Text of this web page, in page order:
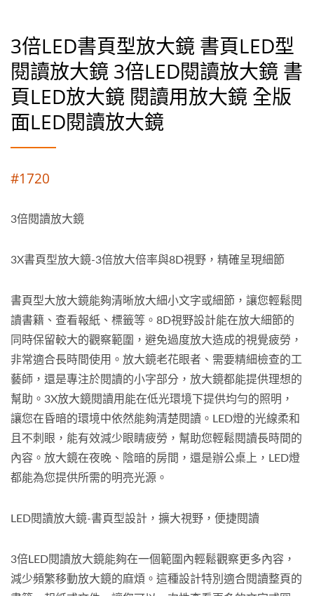
3倍LED書頁型放大鏡 書頁LED型
閱讀放大鏡 3倍LED閱讀放大鏡 書
頁LED放大鏡 閱讀用放大鏡 全版
面LED閱讀放大鏡
#1720
3倍閱讀放大鏡
3X書頁型放大鏡-3倍放大倍率與8D視野，精確呈現細節
書頁型大放大鏡能夠清晰放大細小文字或細節，讓您輕鬆閱
讀書籍、查看報紙、標籤等。8D視野設計能在放大細節的
同時保留較大的觀察範圍，避免過度放大造成的視覺疲勞，
非常適合長時間使用。放大鏡老花眼者、需要精細檢查的工
藝師，還是專注於閱讀的小字部分，放大鏡都能提供理想的
幫助。3X放大鏡閱讀用能在低光環境下提供均勻的照明，
讓您在昏暗的環境中依然能夠清楚閱讀。LED燈的光線柔和
且不刺眼，能有效減少眼睛疲勞，幫助您輕鬆閱讀長時間的
內容。放大鏡在夜晚、陰暗的房間，還是辦公桌上，LED燈
都能為您提供所需的明亮光源。
LED閱讀放大鏡-書頁型設計，擴大視野，便捷閱讀
3倍LED閱讀放大鏡能夠在一個範圍內輕鬆觀察更多內容，
減少頻繁移動放大鏡的麻煩。這種設計特別適合閱讀整頁的